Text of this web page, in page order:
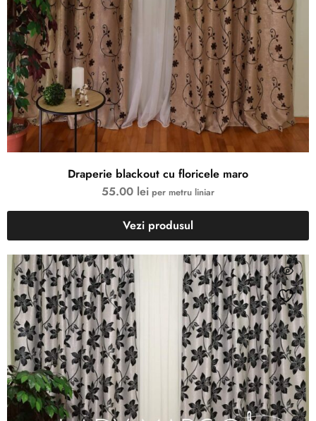
Draperie blackout cu floricele maro
55.00 lei per metru liniar
Vezi produsul